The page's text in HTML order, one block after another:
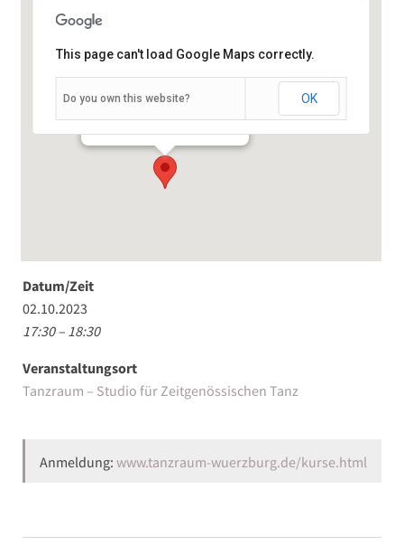
Veranstaltungen
This page can't load Google Maps correctly.
Do you own this website? OK
Datum/Zeit
02.10.2023
17:30 – 18:30
Veranstaltungsort
Tanzraum – Studio für Zeitgenössischen Tanz
Anmeldung: www.tanzraum-wuerzburg.de/kurse.html